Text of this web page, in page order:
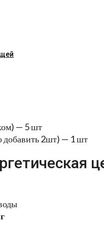
— 5 шт
добавить 2шт) — 1 шт